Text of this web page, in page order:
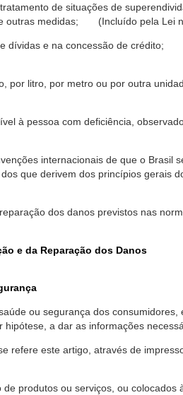
de situações de
outras medidas; (Incluído pela Lei
dívidas e na concessão de
por litro, por metro ou por outra
à pessoa com deficiência,
internacionais de que o Brasil
que derivem dos princípios gerais
dos danos previstos nas
e da Reparação dos Danos
ou segurança dos
a dar as informações
refere este artigo, através de
produtos ou serviços, ou colocados